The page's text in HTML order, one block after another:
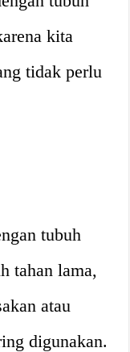
kita
tidak perlu
tubuh
tahan lama,
atau
digunakan.